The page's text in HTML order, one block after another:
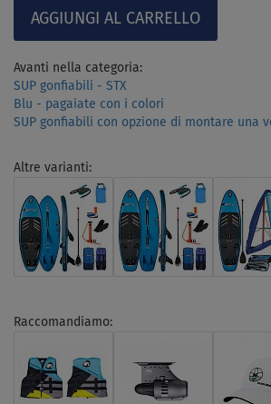
Avanti nella categoria:
SUP gonfiabili - STX
Blu - pagaiate con i colori
SUP gonfiabili con opzione di montare una
Altre varianti:
Raccomandiamo: